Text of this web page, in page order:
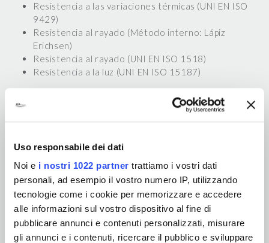
Uso responsabile dei dati
Noi e i nostri 1022 partner trattiamo i vostri dati
personali, ad esempio il vostro numero IP, utilizzando
tecnologie come i cookie per memorizzare e accedere
alle informazioni sul vostro dispositivo al fine di
pubblicare annunci e contenuti personalizzati, misurare
gli annunci e i contenuti, ricercare il pubblico e sviluppare
Resistencia a las variaciones térmicas (UNI EN ISO
9429)
Resistencia al rayado (Método interno: Lápiz
Erichsen)
Resistencia al rayado (UNI EN ISO 1518)
Resistencia a la luz (UNI EN ISO 15187)